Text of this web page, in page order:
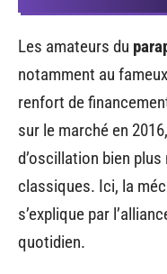
Les amateurs du
notamment au fameux
renfort de
sur le marché en
d’oscillation bien
classiques. Ici, la
s’explique par
quotidien.